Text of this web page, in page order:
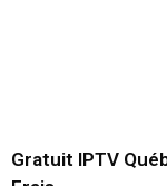
Gratuit IPTV